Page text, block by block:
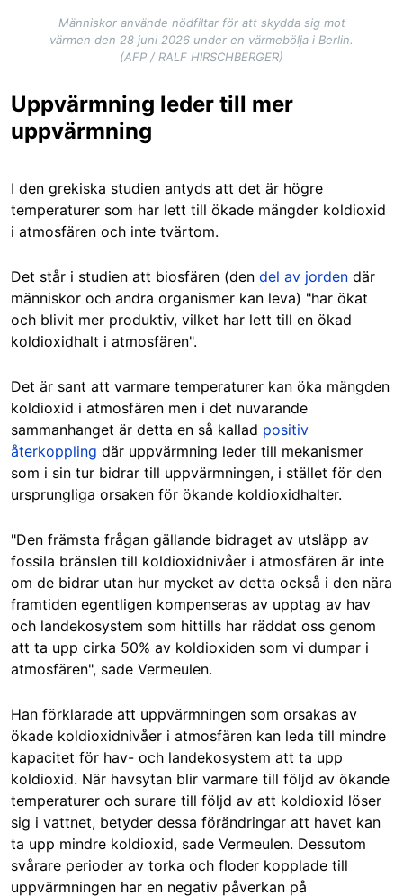
Människor använde nödfiltar för att skydda sig mot
värmen den 28 juni 2026 under en värmebölja i Berlin.
(AFP / RALF HIRSCHBERGER)
Uppvärmning leder till mer
uppvärmning
I den grekiska studien antyds att det är högre
temperaturer som har lett till ökade mängder koldioxid
i atmosfären och inte tvärtom.
Det står i studien att biosfären (den del av jorden där
människor och andra organismer kan leva) "har ökat
och blivit mer produktiv, vilket har lett till en ökad
koldioxidhalt i atmosfären".
Det är sant att varmare temperaturer kan öka mängden
koldioxid i atmosfären men i det nuvarande
sammanhanget är detta en så kallad positiv
återkoppling där uppvärmning leder till mekanismer
som i sin tur bidrar till uppvärmningen, i stället för den
ursprungliga orsaken för ökande koldioxidhalter.
"Den främsta frågan gällande bidraget av utsläpp av
fossila bränslen till koldioxidnivåer i atmosfären är inte
om de bidrar utan hur mycket av detta också i den nära
framtiden egentligen kompenseras av upptag av hav
och landekosystem som hittills har räddat oss genom
att ta upp cirka 50% av koldioxiden som vi dumpar i
atmosfären", sade Vermeulen.
Han förklarade att uppvärmningen som orsakas av
ökade koldioxidnivåer i atmosfären kan leda till mindre
kapacitet för hav- och landekosystem att ta upp
koldioxid. När havsytan blir varmare till följd av ökande
temperaturer och surare till följd av att koldioxid löser
sig i vattnet, betyder dessa förändringar att havet kan
ta upp mindre koldioxid, sade Vermeulen. Dessutom
svårare perioder av torka och floder kopplade till
uppvärmningen har en negativ påverkan på